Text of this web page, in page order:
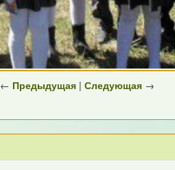
← Предыдущая| Следующая→